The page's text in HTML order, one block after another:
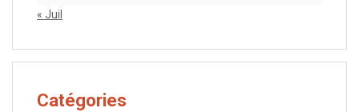
« Juil
Catégories